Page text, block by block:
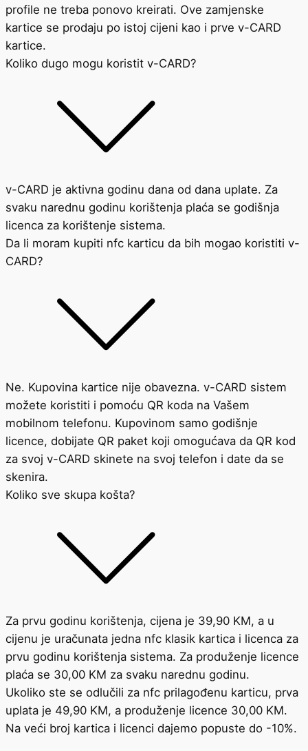
profile ne treba ponovo kreirati. Ove zamjenske
kartice se prodaju po istoj cijeni kao i prve v-CARD
kartice.
Koliko dugo mogu koristit v-CARD?
v-CARD je aktivna godinu dana od dana uplate. Za
svaku narednu godinu korištenja plaća se godišnja
licenca za korištenje sistema.
Da li moram kupiti nfc karticu da bih mogao koristiti v-
CARD?
Ne. Kupovina kartice nije obavezna. v-CARD sistem
možete koristiti i pomoću QR koda na Vašem
mobilnom telefonu. Kupovinom samo godišnje
licence, dobijate QR paket koji omogućava da QR kod
za svoj v-CARD skinete na svoj telefon i date da se
skenira.
Koliko sve skupa košta?
Za prvu godinu korištenja, cijena je 39,90 KM, a u
cijenu je uračunata jedna nfc klasik kartica i licenca za
prvu godinu korištenja sistema. Za produženje licence
plaća se 30,00 KM za svaku narednu godinu.
Ukoliko ste se odlučili za nfc prilagođenu karticu, prva
uplata je 49,90 KM, a produženje licence 30,00 KM.
Na veći broj kartica i licenci dajemo popuste do -10%.